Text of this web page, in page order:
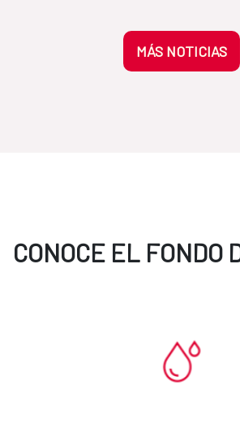
MÁS NOTICIAS
CONOCE EL FONDO